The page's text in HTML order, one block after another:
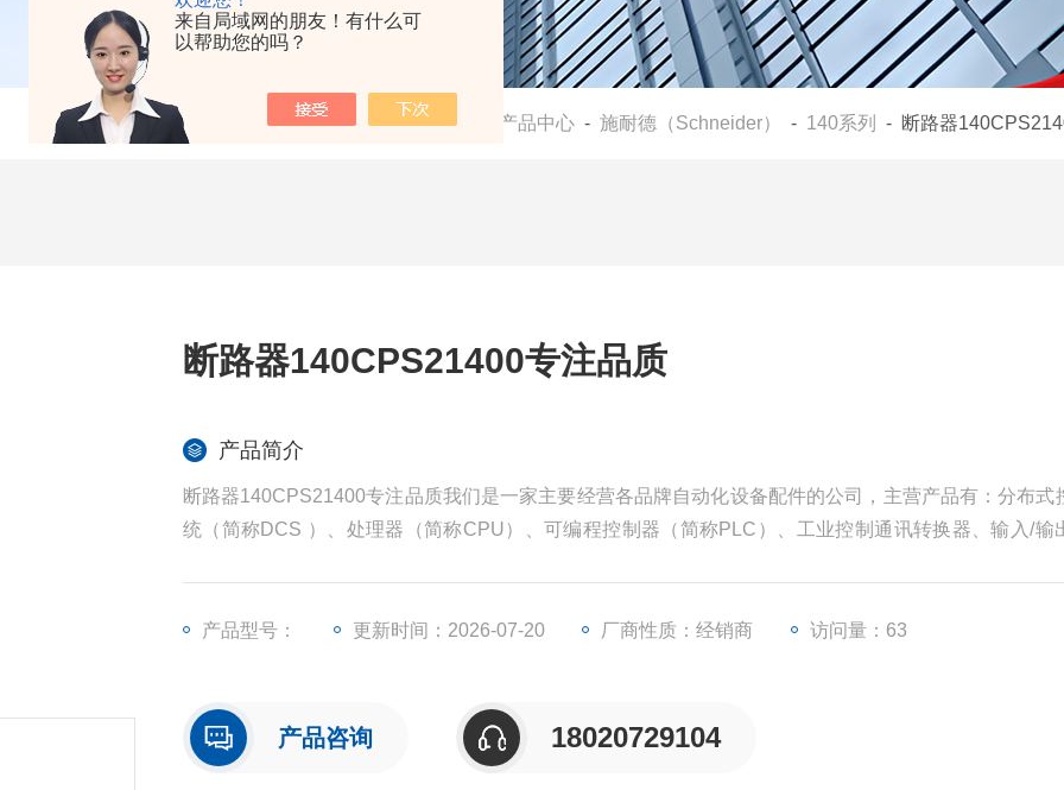
来自局域网的朋友！有什么可
以帮助您的吗？
当前位置：首页 产品中心 - 施耐德（Schneider） - 140系列 - 断路器
断路器140CPS21400专注品质
产品简介
断路器140CPS21400专注品质我们是一家主要经营各品牌自动化设备配件的公司，主营产品有：分布式
统（简称DCS ）、处理器（简称CPU）、可编程控制器（简称PLC）、工业控制通讯转换器、输入/输
产品型号： 更新时间：2026-07-20 厂商性质：经销商 访问量：63
产品咨询 18020729104